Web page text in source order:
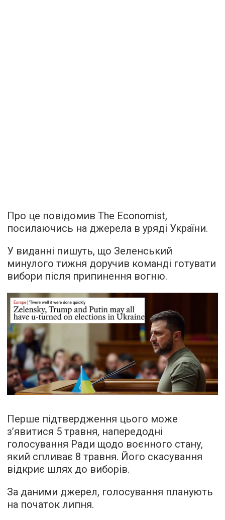
Про це повідомив The Economist,
посилаючись на джерела в уряді України.
У виданні пишуть, що Зеленський
минулого тижня доручив команді готувати
вибори після припинення вогню.
Перше підтвердження цього може
з’явитися 5 травня, напередодні
голосування Ради щодо воєнного стану,
який спливає 8 травня. Його скасування
відкриє шлях до виборів.
За даними джерел, голосування планують
на початок липня.